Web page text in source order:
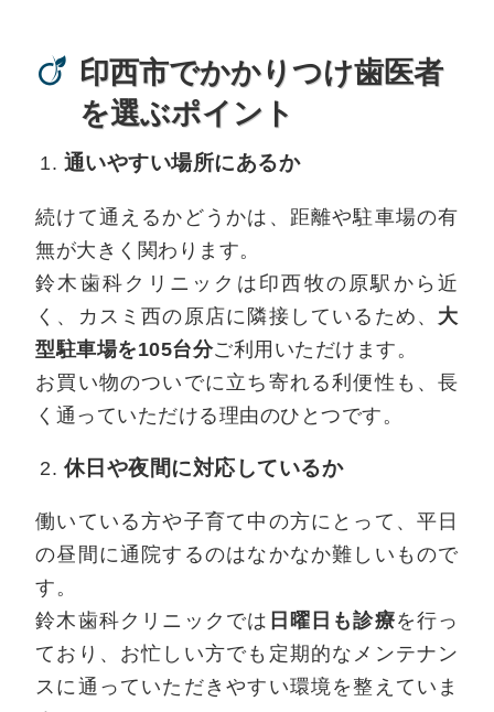
印西市でかかりつけ歯医者
を選ぶポイント
通いやすい場所にあるか
続けて通えるかどうかは、距離や駐車場の有
無が大きく関わります。
鈴木歯科クリニックは印西牧の原駅から近
く、カスミ西の原店に隣接しているため、 大
型駐車場を105台分ご利用いただけます。
お買い物のついでに立ち寄れる利便性も、長
く通っていただける理由のひとつです。
休日や夜間に対応しているか
働いている方や子育て中の方にとって、平日
の昼間に通院するのはなかなか難しいもので
す。
鈴木歯科クリニックでは 日曜日も診療を行っ
ており、お忙しい方でも定期的なメンテナン
スに通っていただきやすい環境を整えていま